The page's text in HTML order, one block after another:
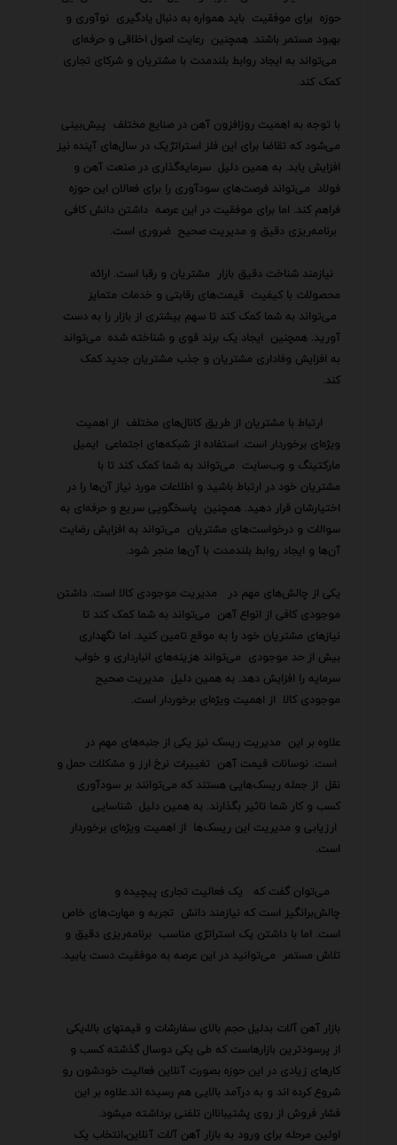
حوزه برای موفقیت باید همواره به دنبال یادگیری نوآوری و
بهبود مستمر باشند. همچنین رعایت اصول اخلاقی و حرفه‌ای
می‌تواند به ایجاد روابط بلندمدت با مشتریان و شرکای تجاری
کمک کند.
با توجه به اهمیت روزافزون آهن در صنایع مختلف پیش‌بینی
می‌شود که تقاضا برای این فلز استراتژیک در سال‌های آینده نیز
افزایش یابد. به همین دلیل سرمایه‌گذاری در صنعت آهن و
فولاد می‌تواند فرصت‌های سودآوری را برای فعالان این حوزه
فراهم کند. اما برای موفقیت در این عرصه داشتن دانش کافی
برنامه‌ریزی دقیق و مدیریت صحیح ضروری است.
نیازمند شناخت دقیق بازار مشتریان و رقبا است. ارائه
محصولات با کیفیت قیمت‌های رقابتی و خدمات متمایز
می‌تواند به شما کمک کند تا سهم بیشتری از بازار را به دست
آورید. همچنین ایجاد یک برند قوی و شناخته شده می‌تواند
به افزایش وفاداری مشتریان و جذب مشتریان جدید کمک
کند.
ارتباط با مشتریان از طریق کانال‌های مختلف از اهمیت
ویژه‌ای برخوردار است. استفاده از شبکه‌های اجتماعی ایمیل
مارکتینگ و وب‌سایت می‌تواند به شما کمک کند تا با
مشتریان خود در ارتباط باشید و اطلاعات مورد نیاز آن‌ها را در
اختیارشان قرار دهید. همچنین پاسخگویی سریع و حرفه‌ای به
سوالات و درخواست‌های مشتریان می‌تواند به افزایش رضایت
آن‌ها و ایجاد روابط بلندمدت با آن‌ها منجر شود.
یکی از چالش‌های مهم در مدیریت موجودی کالا است. داشتن
موجودی کافی از انواع آهن می‌تواند به شما کمک کند تا
نیازهای مشتریان خود را به موقع تامین کنید. اما نگهداری
بیش از حد موجودی می‌تواند هزینه‌های انبارداری و خواب
سرمایه را افزایش دهد. به همین دلیل مدیریت صحیح
موجودی کالا از اهمیت ویژه‌ای برخوردار است.
علاوه بر این مدیریت ریسک نیز یکی از جنبه‌های مهم در
است. نوسانات قیمت آهن تغییرات نرخ ارز و مشکلات حمل و
نقل از جمله ریسک‌هایی هستند که می‌توانند بر سودآوری
کسب و کار شما تاثیر بگذارند. به همین دلیل شناسایی
ارزیابی و مدیریت این ریسک‌ها از اهمیت ویژه‌ای برخوردار
است.
می‌توان گفت که یک فعالیت تجاری پیچیده و
چالش‌برانگیز است که نیازمند دانش تجربه و مهارت‌های خاص
است. اما با داشتن یک استراتژی مناسب برنامه‌ریزی دقیق و
تلاش مستمر می‌توانید در این عرصه به موفقیت دست یابید.
بازار آهن آلات بدلیل حجم بالای سفارشات و قیمتهای بالا،یکی
از پرسودترین بازارهاست که طی یکی دوسال گذشته کسب و
کارهای زیادی در این حوزه بصورت آنلاین فعالیت خودشون رو
شروع کرده اند و به درآمد بالایی هم رسیده اند.علاوه بر این
فشار فروش از روی پشتیباناان تلفنی برداشته میشود.
اولین مرحله برای ورود به بازار آهن آلات آنلاین،انتخاب یک